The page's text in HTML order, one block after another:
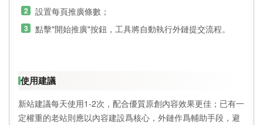
設置每頁推廣條數；
點擊"開始推廣"按鈕，工具將自動執行外鏈提交流程。
使用建議
新站建議每天使用1-2次，配合優質原創內容效果更佳；已有一
定權重的老站則應以內容建設爲核心，外鏈作爲輔助手段，避